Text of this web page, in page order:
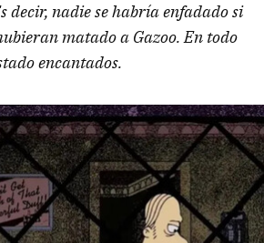
decir, nadie se habría enfadado si
matado a Gazoo. En todo
encantados.